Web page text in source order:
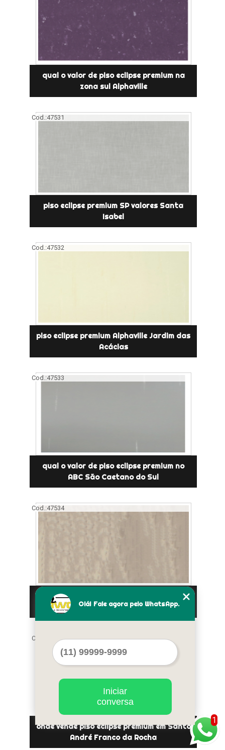
qual o valor de piso eclipse premium na
zona sul Alphaville
Cod.:47531
piso eclipse premium SP valores Santa
Isabel
Cod.:47532
piso eclipse premium Alphaville Jardim das
Acácias
Cod.:47533
qual o valor de piso eclipse premium no
ABC São Caetano do Sul
Cod.:47534
piso eclipse premium em Osasco preço Vila
Tramontano
Cod.: 47535
onde vende piso eclipse premium em Santo
André Franco da Rocha
1
Olá! Fale agora pelo WhatsApp.
Iniciar
conversa